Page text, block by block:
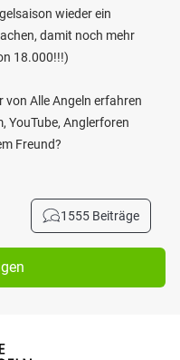
wieder ein
damit noch mehr
18.000!!!)
Alle Angeln erfahren
YouTube, Anglerforen
Freund?
1555 Beiträge